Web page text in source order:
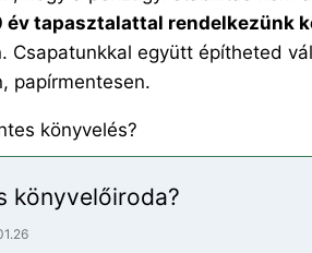
év tapasztalattal rendelkezünk
Csapatunkkal együtt építheted
papírmentesen.
könyvelés?
könyvelőiroda?